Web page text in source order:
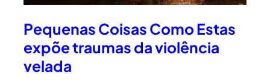
Pequenas Coisas Como Estas
expõe traumas da violência
velada